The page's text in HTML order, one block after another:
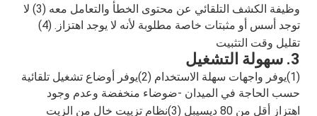
وظيفة الكشف التلقائي عن محتوى الخطأ والتعامل معه (3) لا
توجد أسس أو مثبتات خاصة مطلوبة لأنه لا يوجد اهتزاز. (4)
تقليل وقت التثبيت
3. سهولة التشغيل
(1)يوفر واجهات سهلة الاستخدام (2)يوفر أوضاع تشغيل تلقائية
حسب الحاجة في الميدان -ضوضاء منخفضة وعدم وجود
اهتزاز أقل من 80 ديسيبل (3)نظام تزييت خالٍ من الزيت